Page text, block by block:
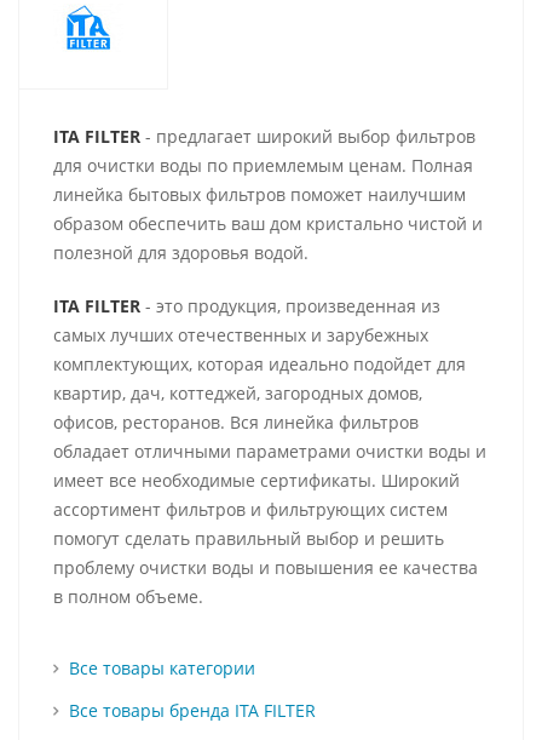
ITA FILTER - предлагает широкий выбор фильтров
для очистки воды по приемлемым ценам. Полная
линейка бытовых фильтров поможет наилучшим
образом обеспечить ваш дом кристально чистой и
полезной для здоровья водой.
ITA FILTER - это продукция, произведенная из
самых лучших отечественных и зарубежных
комплектующих, которая идеально подойдет для
квартир, дач, коттеджей, загородных домов,
офисов, ресторанов. Вся линейка фильтров
обладает отличными параметрами очистки воды и
имеет все необходимые сертификаты. Широкий
ассортимент фильтров и фильтрующих систем
помогут сделать правильный выбор и решить
проблему очистки воды и повышения ее качества
в полном объеме.
Все товары категории
Все товары бренда ITA FILTER